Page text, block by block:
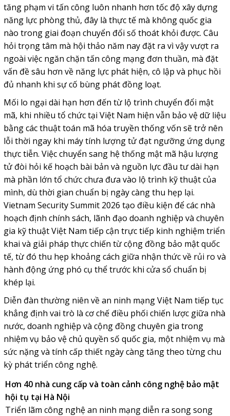
tăng phạm vi tấn công luôn nhanh hơn tốc độ xây dựng
năng lực phòng thủ, đây là thực tế mà không quốc gia
nào trong giai đoạn chuyển đổi số thoát khỏi được. Câu
hỏi trọng tâm mà hội thảo năm nay đặt ra vì vậy vượt ra
ngoài việc ngăn chặn tấn công mạng đơn thuần, mà đặt
vấn đề sâu hơn về năng lực phát hiện, cô lập và phục hồi
đủ nhanh khi sự cố bùng phát đồng loạt.
Mối lo ngại dài hạn hơn đến từ lộ trình chuyển đổi mật
mã, khi nhiều tổ chức tại Việt Nam hiện vẫn bảo vệ dữ liệu
bằng các thuật toán mã hóa truyền thống vốn sẽ trở nên
lỗi thời ngay khi máy tính lượng tử đạt ngưỡng ứng dụng
thực tiễn. Việc chuyển sang hệ thống mật mã hậu lượng
tử đòi hỏi kế hoạch bài bản và nguồn lực đầu tư dài hạn
mà phần lớn tổ chức chưa đưa vào lộ trình kỹ thuật của
mình, dù thời gian chuẩn bị ngày càng thu hẹp lại.
Vietnam Security Summit 2026 tạo điều kiện để các nhà
hoạch định chính sách, lãnh đạo doanh nghiệp và chuyên
gia kỹ thuật Việt Nam tiếp cận trực tiếp kinh nghiệm triển
khai và giải pháp thực chiến từ cộng đồng bảo mật quốc
tế, từ đó thu hẹp khoảng cách giữa nhận thức về rủi ro và
hành động ứng phó cụ thể trước khi cửa sổ chuẩn bị
khép lại.
Diễn đàn thường niên về an ninh mạng Việt Nam tiếp tục
khẳng định vai trò là cơ chế điều phối chiến lược giữa nhà
nước, doanh nghiệp và cộng đồng chuyên gia trong
nhiệm vụ bảo vệ chủ quyền số quốc gia, một nhiệm vụ mà
sức nặng và tính cấp thiết ngày càng tăng theo từng chu
kỳ phát triển công nghệ.
Hơn 40 nhà cung cấp và toàn cảnh công nghệ bảo mật
hội tụ tại Hà Nội
Triển lãm công nghệ an ninh mạng diễn ra song song